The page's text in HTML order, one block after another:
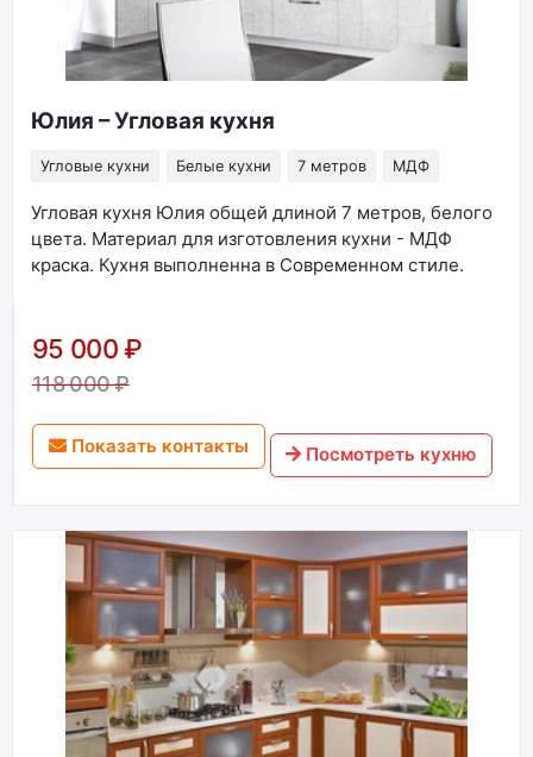
Юлия – Угловая кухня
Угловые кухни Белые кухни 7 метров МДФ
Угловая кухня Юлия общей длиной 7 метров, белого
цвета. Материал для изготовления кухни - МДФ
краска. Кухня выполненна в Современном стиле.
95 000 ₽
118 000 ₽
Показать контакты Посмотреть кухню